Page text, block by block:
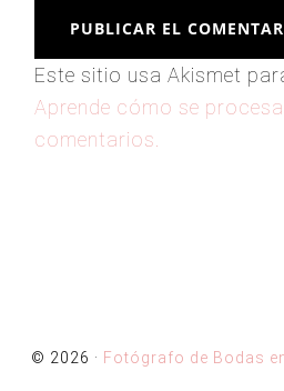
Este sitio usa Akismet
Aprende cómo se
comentarios.
© 2026 · Fotógrafo de Bodas